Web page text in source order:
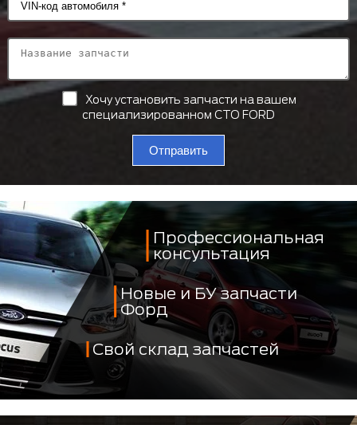
Хочу установить запчасти на вашем
специализированном СТО FORD
Отправить
Профессиональная
консультация
Новые и БУ запчасти
Форд
Свой склад запчастей